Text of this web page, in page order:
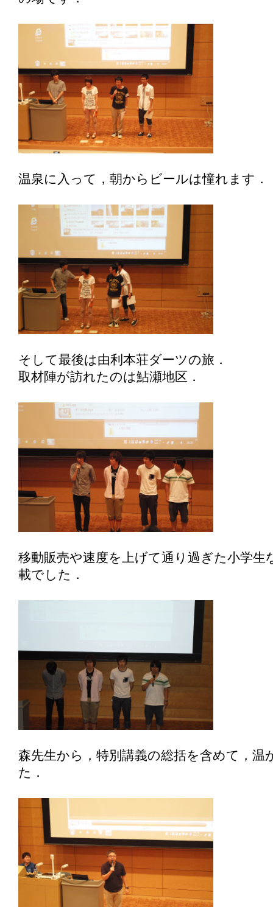
温泉に入って，朝からビールは憧れます．
そして最後は由利本荘ダーツの旅．
取材陣が訪れたのは鮎瀬地区．
移動販売や速度を上げて通り過ぎた小学生
載でした．
森先生から，特別講義の総括を含めて，温
た．